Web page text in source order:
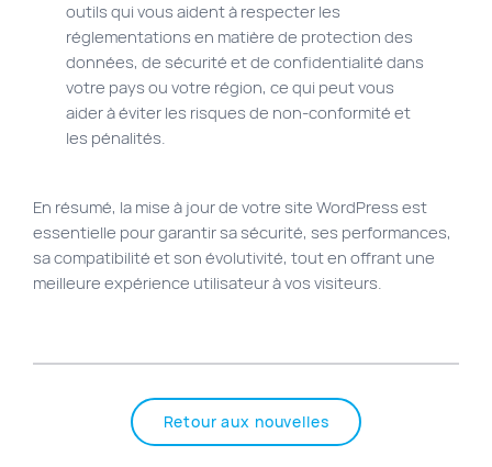
outils qui vous aident à respecter les
réglementations en matière de protection des
données, de sécurité et de confidentialité dans
votre pays ou votre région, ce qui peut vous
aider à éviter les risques de non-conformité et
les pénalités.
En résumé, la mise à jour de votre site WordPress est
essentielle pour garantir sa sécurité, ses performances,
sa compatibilité et son évolutivité, tout en offrant une
meilleure expérience utilisateur à vos visiteurs.
Retour aux nouvelles